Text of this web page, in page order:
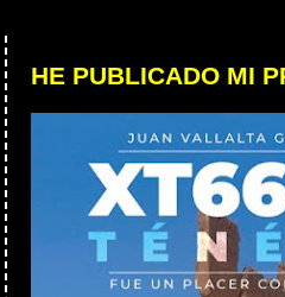
HE PUBLICADO MI